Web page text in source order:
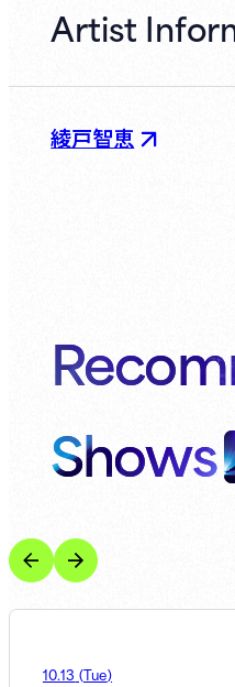
Artist
綾戸智恵
Shows
10.13 (Tue)